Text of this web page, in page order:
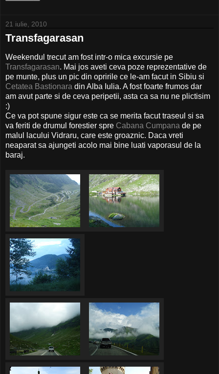
21 iulie, 2010
Transfagarasan
Weekendul trecut am fost intr-o mica excursie pe
Transfagarasan. Mai jos aveti ceva poze reprezentative de
pe munte, plus un pic din opririle ce le-am facut in Sibiu si
Cetatea Bastionara din Alba Iulia. A fost foarte frumos dar
am avut parte si de ceva peripetii, asta ca sa nu ne plictisim
:)
Ce va pot spune sigur este ca se merita facut traseul si sa
va feriti de drumul forestier spre Cabana Cumpana de pe
malul lacului Vidraru, care este groaznic. Daca vreti
neaparat sa ajungeti acolo mai bine luati vaporasul de la
baraj.